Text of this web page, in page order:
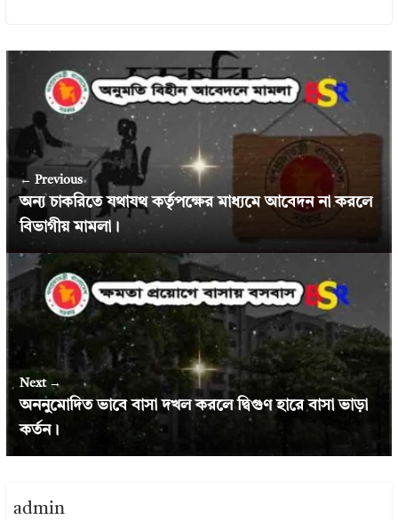
← Previous
অন্য চাকরিতে যথাযথ কর্তৃপক্ষের মাধ্যমে আবেদন না করলে
বিভাগীয় মামলা।
Next →
অননুমোদিত ভাবে বাসা দখল করলে দ্বিগুণ হারে বাসা ভাড়া
কর্তন।
admin